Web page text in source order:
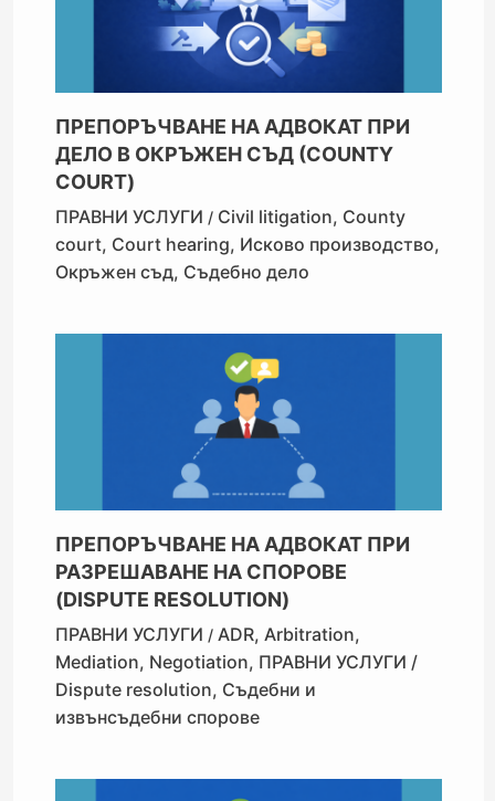
ПРЕПОРЪЧВАНЕ НА АДВОКАТ ПРИ
ДЕЛО В ОКРЪЖЕН СЪД (COUNTY
COURT)
ПРАВНИ УСЛУГИ / Civil litigation, County
court, Court hearing, Исково производство,
Окръжен съд, Съдебно дело
ПРЕПОРЪЧВАНЕ НА АДВОКАТ ПРИ
РАЗРЕШАВАНЕ НА СПОРОВЕ
(DISPUTE RESOLUTION)
ПРАВНИ УСЛУГИ / ADR,Arbitration,
Mediation, Negotiation, ПРАВНИ УСЛУГИ /
Dispute resolution, Съдебни и
извънсъдебни спорове